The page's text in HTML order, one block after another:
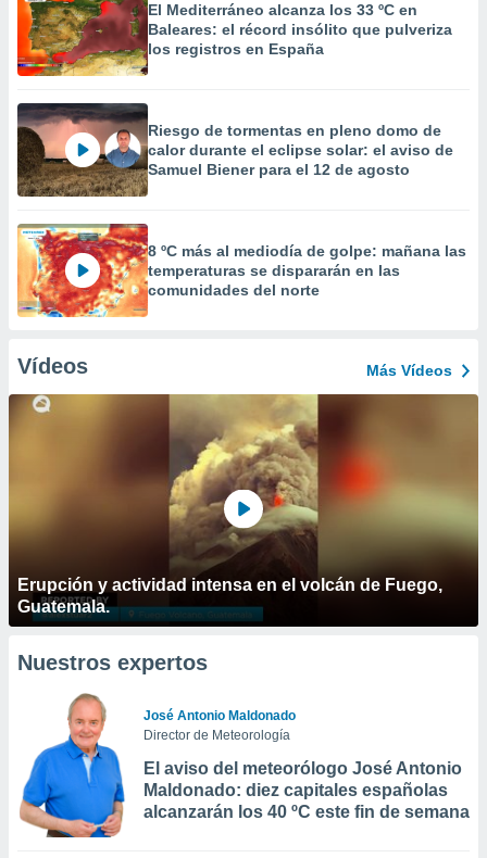
El Mediterráneo alcanza los 33 ºC en
Baleares: el récord insólito que pulveriza
los registros en España
Riesgo de tormentas en pleno domo de
calor durante el eclipse solar: el aviso de
Samuel Biener para el 12 de agosto
8 ºC más al mediodía de golpe: mañana las
temperaturas se dispararán en las
comunidades del norte
Vídeos Más Vídeos
Erupción y actividad intensa en el volcán de Fuego,
Guatemala.
Nuestros expertos
José Antonio Maldonado
Director de Meteorología
El aviso del meteorólogo José Antonio
Maldonado: diez capitales españolas
alcanzarán los 40 ºC este fin de semana